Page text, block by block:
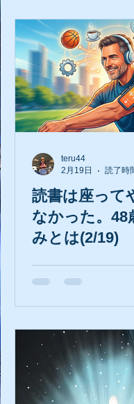
ビジネス AI
読書は座って
なかった。48
みとは(2/19)
teru44
2月19日
読了時